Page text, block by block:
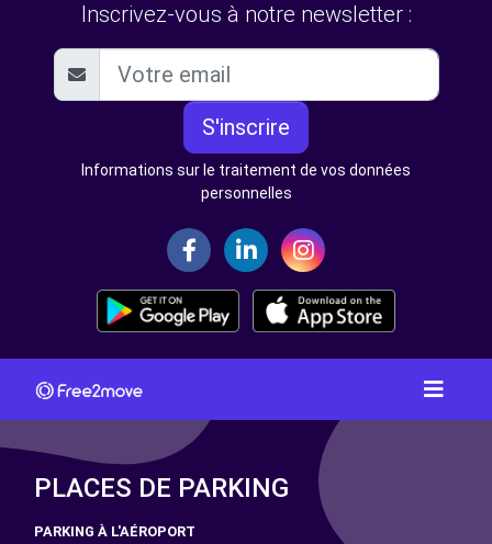
Inscrivez-vous à notre newsletter :
S'inscrire
Informations sur le traitement de vos données
personnelles
PLACES DE PARKING
PARKING À L'AÉROPORT